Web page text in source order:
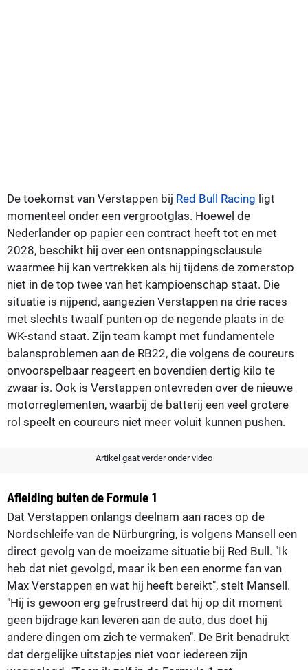
De toekomst van Verstappen bij Red Bull Racing ligt
momenteel onder een vergrootglas. Hoewel de
Nederlander op papier een contract heeft tot en met
2028, beschikt hij over een ontsnappingsclausule
waarmee hij kan vertrekken als hij tijdens de zomerstop
niet in de top twee van het kampioenschap staat. Die
situatie is nijpend, aangezien Verstappen na drie races
met slechts twaalf punten op de negende plaats in de
WK-stand staat. Zijn team kampt met fundamentele
balansproblemen aan de RB22, die volgens de coureurs
onvoorspelbaar reageert en bovendien dertig kilo te
zwaar is. Ook is Verstappen ontevreden over de nieuwe
motorreglementen, waarbij de batterij een veel grotere
rol speelt en coureurs niet meer voluit kunnen pushen.
Artikel gaat verder onder video
Afleiding buiten de Formule 1
Dat Verstappen onlangs deelnam aan races op de
Nordschleife van de Nürburgring, is volgens Mansell een
direct gevolg van de moeizame situatie bij Red Bull. "Ik
heb dat niet gevolgd, maar ik ben een enorme fan van
Max Verstappen en wat hij heeft bereikt", stelt Mansell.
"Hij is gewoon erg gefrustreerd dat hij op dit moment
geen bijdrage kan leveren aan de auto, dus doet hij
andere dingen om zich te vermaken". De Brit benadrukt
dat dergelijke uitstapjes niet voor iedereen zijn